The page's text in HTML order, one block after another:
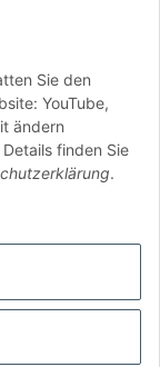
Sie den
YouTube,
ändern
finden Sie
.
Shop )